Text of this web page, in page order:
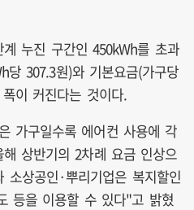
누진 구간인 450kWh를 초과
307.3원)와 기본요금(가구당
이 커진다는 것이다.
가구일수록 에어컨 사용에 각
상반기의 2차례 요금 인상으
상공인·뿌리기업은 복지할인
등을 이용할 수 있다"고 밝혔